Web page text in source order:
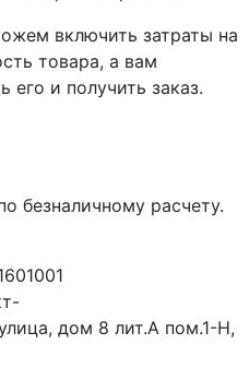
включить затраты на
товара, а вам
его и получить заказ.
безналичному расчету.
дом 8 лит.А пом.1-Н,